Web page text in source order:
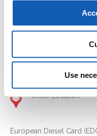
Use
+ 32 ( 0) 78 05 01 03
Office Location
European Diesel Card